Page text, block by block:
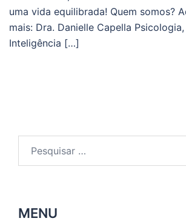
uma vida equilibrada! Quem somos?
mais: Dra. Danielle Capella
Inteligência […]
MENU